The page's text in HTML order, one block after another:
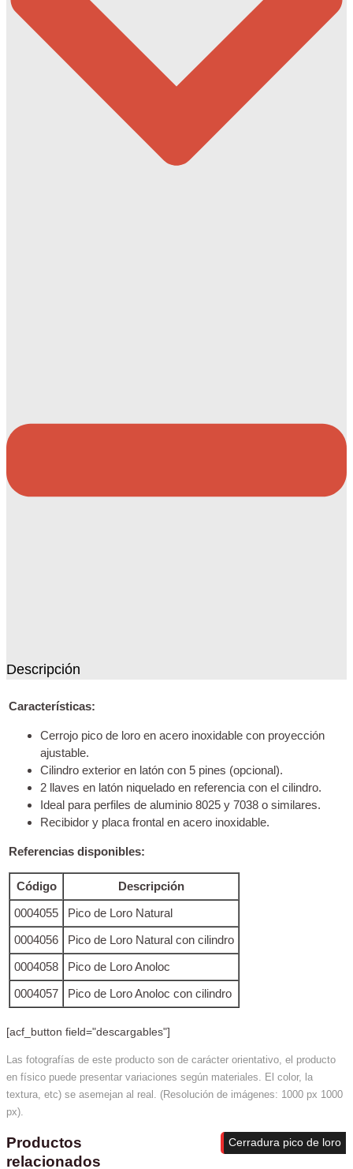
Descripción
Características:
Cerrojo pico de loro en acero inoxidable con proyección
ajustable.
Cilindro exterior en latón con 5 pines (opcional).
2 llaves en latón niquelado en referencia con el cilindro.
Ideal para perfiles de aluminio 8025 y 7038 o similares.
Recibidor y placa frontal en acero inoxidable.
Referencias disponibles:
Código
Descripción
0004055
Pico de Loro Natural
0004056
Pico de Loro Natural con cilindro
0004058
Pico de Loro Anoloc
0004057
Pico de Loro Anoloc con cilindro
[acf_button field="descargables"]
Las fotografías de este producto son de carácter orientativo, el producto
en físico puede presentar variaciones según materiales. El color, la
textura, etc) se asemejan al real. (Resolución de imágenes: 1000 px 1000
px).
Productos
relacionados
Cerradura pico de loro